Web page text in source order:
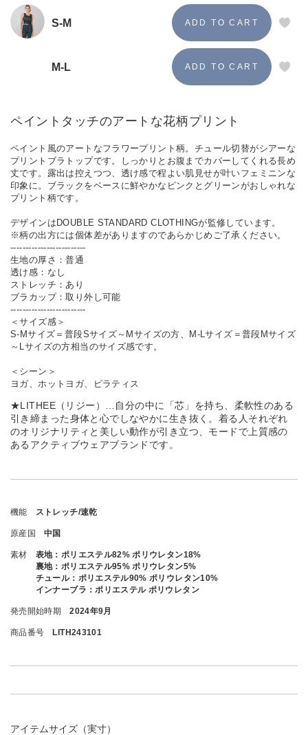
S-M
M-L
ペイントタッチのアートな花柄プリント
ペイント風のアートなフラワープリント柄。チュール切替がシアーな
プリントブラトップです。しっかりとお腹までカバーしてくれる長め
丈です。露出は控えつつ、透け感で程よい肌見せが叶いフェミニンな
印象に。ブラックをベースに鮮やかなピンクとグリーンがおしゃれな
プリント柄です。
デザインはDOUBLE STANDARD CLOTHINGが監修しています。
※柄の出方には個体差がありますのであらかじめご了承ください。
-------------------------
生地の厚さ：普通
透け感：なし
ストレッチ：あり
ブラカップ：取り外し可能
-------------------------
＜サイズ感＞
S-Mサイズ＝普段Sサイズ～Mサイズの方、M-Lサイズ＝普段Mサイズ
～Lサイズの方相当のサイズ感です。
＜シーン＞
ヨガ、ホットヨガ、ピラティス
★LITHEE（リジー）…自分の中に「芯」を持ち、柔軟性のある
引き締まった身体と心でしなやかに生き抜く。着る人それぞれ
のオリジナリティと美しい動作が引き立つ、モードで上質感の
あるアクティブウェアブランドです。
機能 ストレッチ/速乾
原産国 中国
素材
表地：ポリエステル82% ポリウレタン18%
裏地：ポリエステル95% ポリウレタン5%
チュール：ポリエステル90% ポリウレタン10%
インナーブラ：ポリエステル ポリウレタン
発売開始時期 2024年9月
商品番号 LITH243101
アイテムサイズ（実寸）